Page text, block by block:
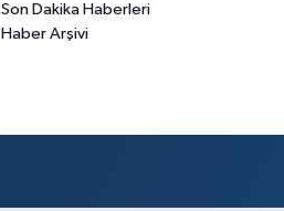
Son Dakika Haberleri
Haber Arşivi